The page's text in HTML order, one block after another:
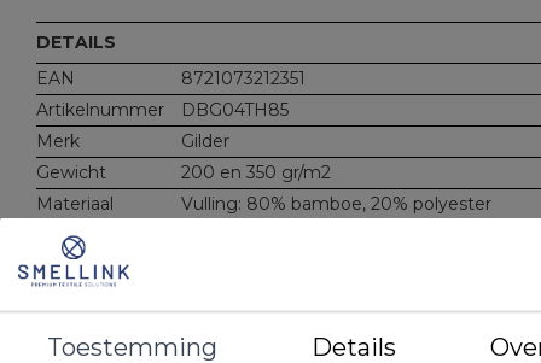
DETAILS
EAN
8721073212351
Artikelnummer
DBG04TH85
Merk
Gilder
Gewicht
200 en 350 gr/m2
Materiaal
Vulling: 80% bamboe, 20% polyester
Kenmerken
Bestaat uit 2 delen: zomerdeel met
Toestemming Details